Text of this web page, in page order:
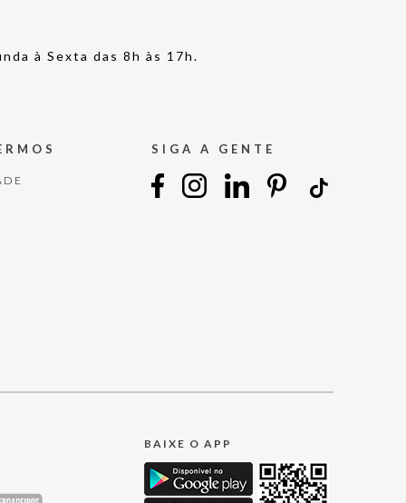
à Sexta das 8h às 17h.
SIGA A GENTE
BAIXE O APP